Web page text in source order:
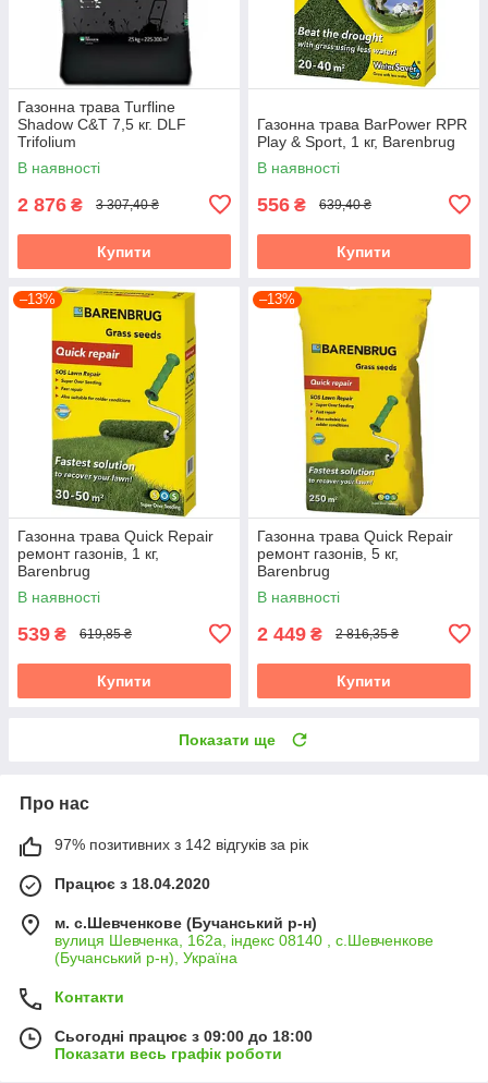
Газонна трава Turfline
Shadow C&T 7,5 кг. DLF
Trifolium
В наявності
2 876 ₴ 3 307,40 ₴
Купити
Газонна трава BarPower RPR
Play & Sport, 1 кг, Barenbrug
В наявності
556 ₴ 639,40 ₴
Купити
–13%
Газонна трава Quick Repair
ремонт газонів, 1 кг,
Barenbrug
В наявності
539 ₴ 619,85 ₴
Купити
–13%
Газонна трава Quick Repair
ремонт газонів, 5 кг,
Barenbrug
В наявності
2 449 ₴ 2 816,35 ₴
Купити
Показати ще
Про нас
97% позитивних з 142 відгуків за рік
Працює з 18.04.2020
м. с.Шевченкове (Бучанський р-н)
вулиця Шевченка, 162а, індекс 08140 , с.Шевченкове
(Бучанський р-н), Україна
Контакти
Сьогодні працює з 09:00 до 18:00
Показати весь графік роботи